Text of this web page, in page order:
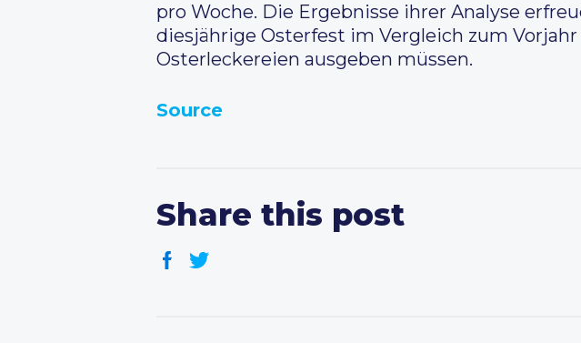
pro Woche. Die Ergebnisse ihrer Analyse
diesjährige Osterfest im Vergleich zum
Osterleckereien ausgeben müssen.
Source
Share this post